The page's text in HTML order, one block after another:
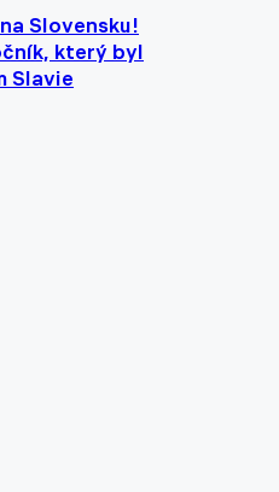
Slovensku!
který byl
Slavie